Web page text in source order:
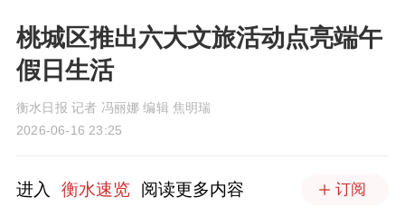
桃城区推出六大文旅活动点亮端午
假日生活
衡水日报 记者 冯丽娜 编辑 焦明瑞
2026-06-16 23:25
进入 衡水速览 阅读更多内容 订阅